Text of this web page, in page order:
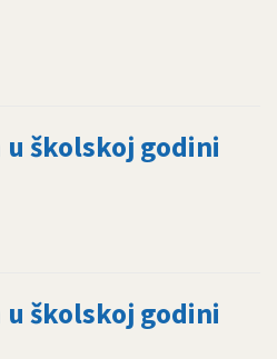
školskoj godini
školskoj godini